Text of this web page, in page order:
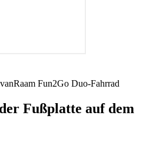
Fun2Go Duo-Fahrrad
Fußplatte auf dem